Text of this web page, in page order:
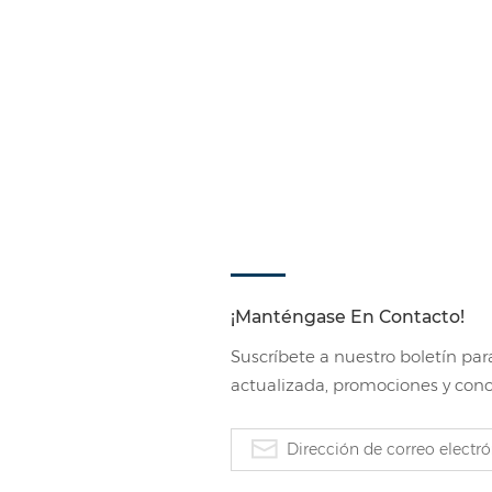
envejecimiento higrotérmico,
humedad.Cambio en la
muestras 1#, 2#, 3# y 4# contra
higrotérmico y continuó
amarilleamiento de todas las
envejecimiento higrotérmico, y
¡Manténgase En Contacto!
Suscríbete a nuestro boletín
actualizada, promociones y